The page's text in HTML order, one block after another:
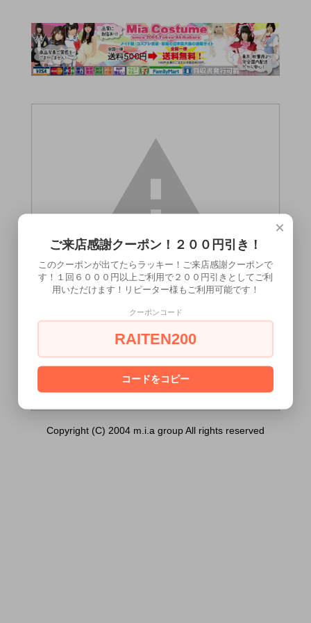
ローヤルゼリーエキス）は18歳未満の方に
[ はい ] [ いいえ ]
Copyright (C) 2004 m.i.a group All rights reserved
×
ご来店感謝クーポン！２００円引き！
このクーポンが出てたらラッキー！ご来店感謝クーポンで
す！１回６０００円以上ご利用で２００円引きとしてご利
用いただけます！リピーター様もご利用可能です！
クーポンコード
RAITEN200
コードをコピー